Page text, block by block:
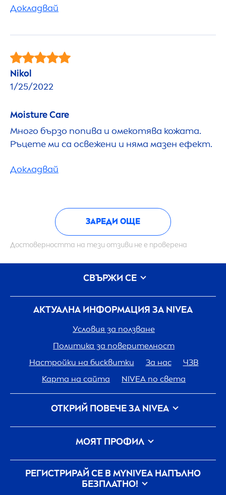
Докладвай
Nikol
1/25/2022
MoistureCare
Много бързо попива и омекотява кожата.
Ръцете ми са освежени и няма мазен ефект.
Докладвай
ЗАРЕДИ ОЩЕ
Достоверността на тези отзиви не е проверена
АКТУАЛНА ИНФОРМАЦИЯ ЗА NIVEA
Условия за ползване
Политика за поверителност
Настройки на бисквитки
За нас
ЧЗВ
Карта на сайта
NIVEA по света
ОТКРИЙ ПОВЕЧЕ ЗА NIVEA
Кариера Грижа наNIVEAза планетата
Свържи се с нас
МОЯТ ПРОФИЛ
Вход myNIVEA
РЕГИСТРИРАЙ СЕ В MYNIVEA НАПЪЛНО
БЕЗПЛАТНО!
СВЪРЖИ СЕ